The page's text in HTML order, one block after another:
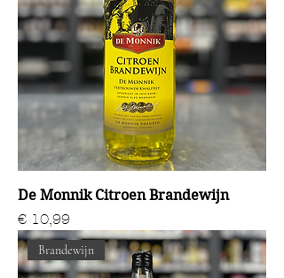
De Monnik Citroen Brandewijn
Prijs
€ 10,99
Brandewijn